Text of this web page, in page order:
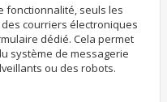
fonctionnalité, seuls les
courriers électroniques
dédié. Cela permet
système de messagerie
ou des robots.